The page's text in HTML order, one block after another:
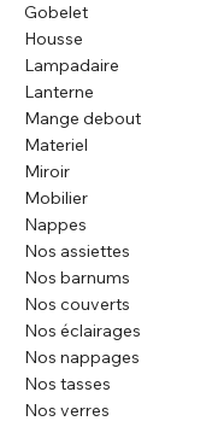
Gobelet
Housse
Lampadaire
Lanterne
Mange debout
Materiel
Miroir
Mobilier
Nappes
Nos assiettes
Nos barnums
Nos couverts
Nos éclairages
Nos nappages
Nos tasses
Nos verres